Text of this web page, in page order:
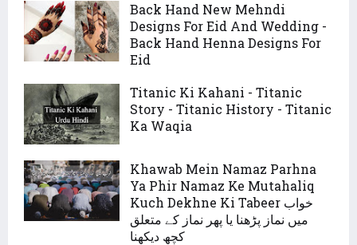
Back Hand New Mehndi
Designs For Eid And Wedding -
Back Hand Henna Designs For
Eid
Titanic Ki Kahani - Titanic
Story - Titanic History - Titanic
Ka Waqia
Khawab Mein Namaz Parhna
Ya Phir Namaz Ke Mutahaliq
Kuch Dekhne Ki Tabeer خواب
میں نماز پڑھنا یا پھر نماز کے متعلق
کچھ دیکھنا